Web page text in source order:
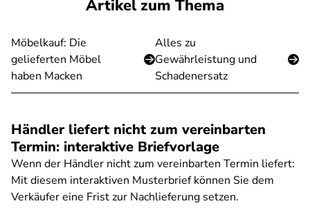
Artikel zum Thema
Möbelkauf: Die
gelieferten Möbel
haben Macken
Alles zu
Gewährleistung und
Schadenersatz
Händler liefert nicht zum vereinbarten
Termin: interaktive Briefvorlage
Wenn der Händler nicht zum vereinbarten Termin liefert:
Mit diesem interaktiven Musterbrief können Sie dem
Verkäufer eine Frist zur Nachlieferung setzen.